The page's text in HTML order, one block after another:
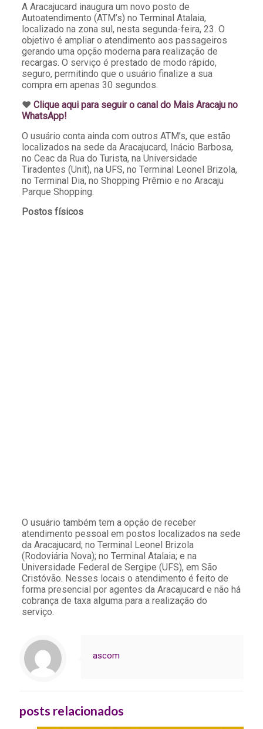
A Aracajucard inaugura um novo posto de
Autoatendimento (ATM’s) no Terminal Atalaia,
localizado na zona sul, nesta segunda-feira, 23. O
objetivo é ampliar o atendimento aos passageiros
gerando uma opção moderna para realização de
recargas. O serviço é prestado de modo rápido,
seguro, permitindo que o usuário finalize a sua
compra em apenas 30 segundos.
♥️ Clique aqui para seguir o canal do Mais Aracaju no
WhatsApp!
O usuário conta ainda com outros ATM’s, que estão
localizados na sede da Aracajucard, Inácio Barbosa,
no Ceac da Rua do Turista, na Universidade
Tiradentes (Unit), na UFS, no Terminal Leonel Brizola,
no Terminal Dia, no Shopping Prêmio e no Aracaju
Parque Shopping.
Postos físicos
O usuário também tem a opção de receber
atendimento pessoal em postos localizados na sede
da Aracajucard; no Terminal Leonel Brizola
(Rodoviária Nova); no Terminal Atalaia; e na
Universidade Federal de Sergipe (UFS), em São
Cristóvão. Nesses locais o atendimento é feito de
forma presencial por agentes da Aracajucard e não há
cobrança de taxa alguma para a realização do
serviço.
ascom
posts relacionados